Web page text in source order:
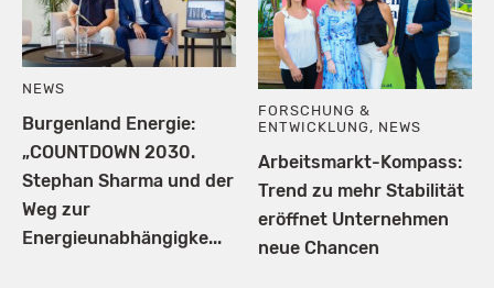
NEWS
Burgenland Energie:
„COUNTDOWN 2030.
Stephan Sharma und der
Weg zur
Energieunabhängigke...
FORSCHUNG &
ENTWICKLUNG, NEWS
Arbeitsmarkt-Kompass:
Trend zu mehr Stabilität
eröffnet Unternehmen
neue Chancen